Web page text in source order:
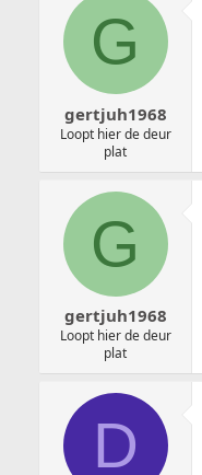
G
gertjuh1968
Loopt hier de deur
plat
G
gertjuh1968
Loopt hier de deur
plat
D